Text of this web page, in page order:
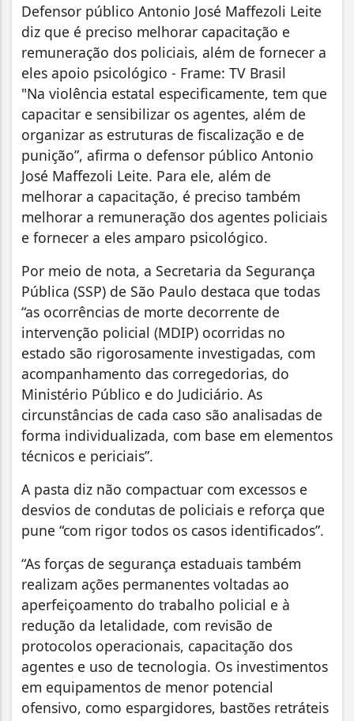
Defensor público Antonio José Maffezoli Leite
diz que é preciso melhorar capacitação e
remuneração dos policiais, além de fornecer a
eles apoio psicológico - Frame: TV Brasil
"Na violência estatal especificamente, tem que
capacitar e sensibilizar os agentes, além de
organizar as estruturas de fiscalização e de
punição”, afirma o defensor público Antonio
José Maffezoli Leite. Para ele, além de
melhorar a capacitação, é preciso também
melhorar a remuneração dos agentes policiais
e fornecer a eles amparo psicológico.
Por meio de nota, a Secretaria da Segurança
Pública (SSP) de São Paulo destaca que todas
“as ocorrências de morte decorrente de
intervenção policial (MDIP) ocorridas no
estado são rigorosamente investigadas, com
acompanhamento das corregedorias, do
Ministério Público e do Judiciário. As
circunstâncias de cada caso são analisadas de
forma individualizada, com base em elementos
técnicos e periciais”.
A pasta diz não compactuar com excessos e
desvios de condutas de policiais e reforça que
pune “com rigor todos os casos identificados”.
“As forças de segurança estaduais também
realizam ações permanentes voltadas ao
aperfeiçoamento do trabalho policial e à
redução da letalidade, com revisão de
protocolos operacionais, capacitação dos
agentes e uso de tecnologia. Os investimentos
em equipamentos de menor potencial
ofensivo, como espargidores, bastões retráteis